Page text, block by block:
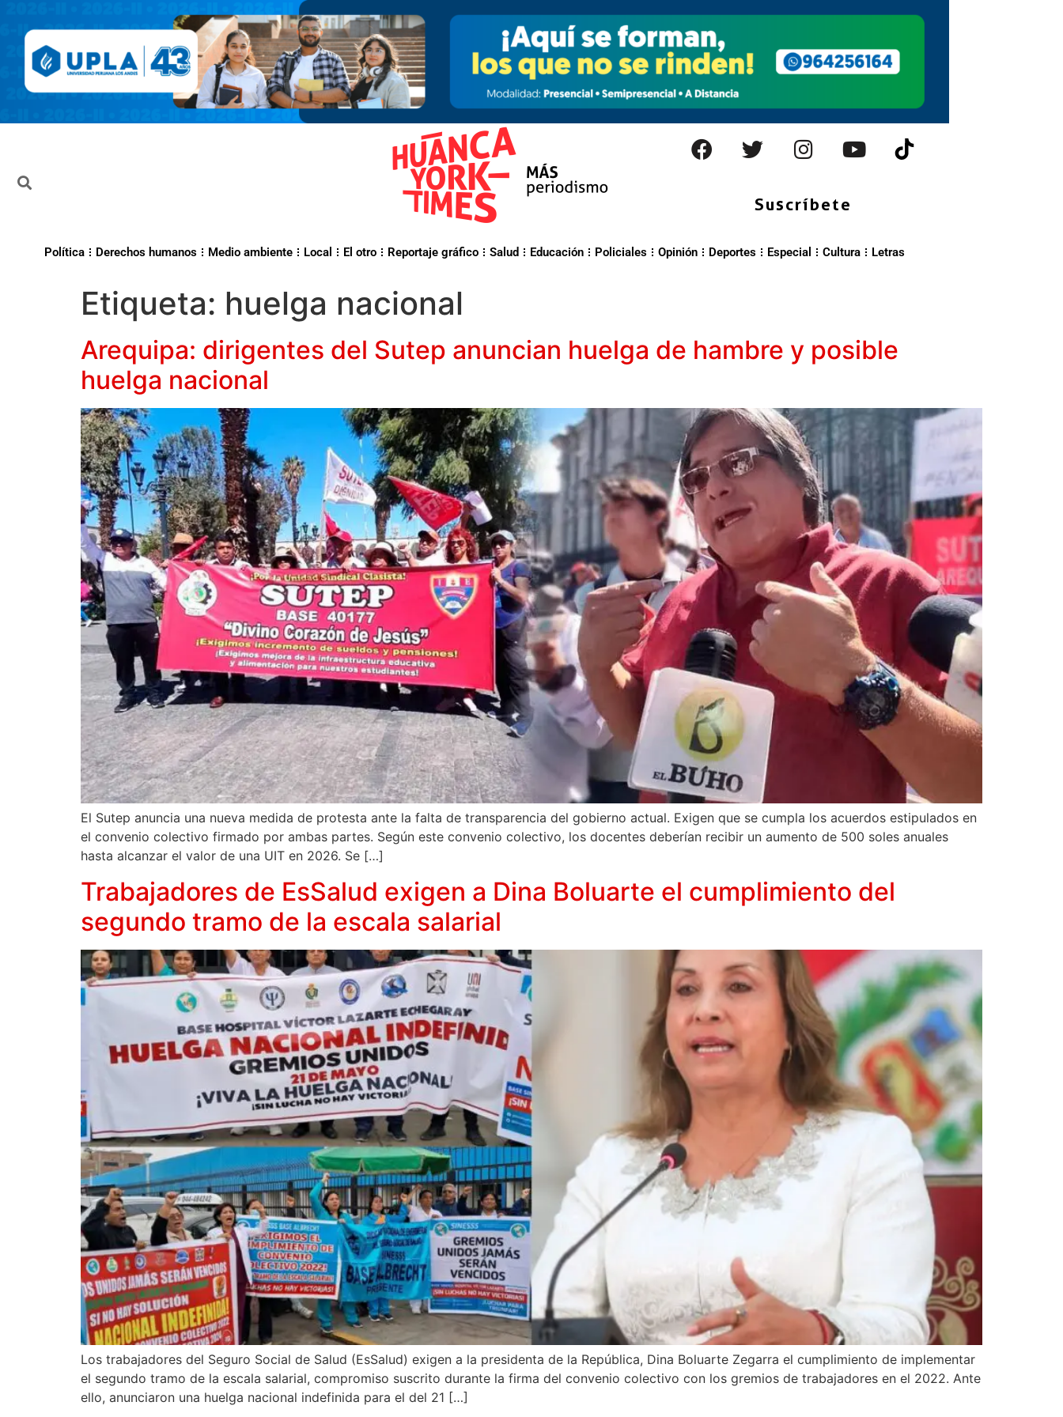
Suscríbete
Política Derechos humanos Medio ambiente Local El otro Reportaje gráfico Salud Educación Policiales Opinión Deportes Especial Cultura Letras
Etiqueta: huelga nacional
Arequipa: dirigentes del Sutep anuncian huelga de hambre y posible
huelga nacional
El Sutep anuncia una nueva medida de protesta ante la falta de transparencia del gobierno actual. Exigen que se cumpla los acuerdos estipulados en
el convenio colectivo firmado por ambas partes. Según este convenio colectivo, los docentes deberían recibir un aumento de 500 soles anuales
hasta alcanzar el valor de una UIT en 2026. Se […]
Trabajadores de EsSalud exigen a Dina Boluarte el cumplimiento del
segundo tramo de la escala salarial
Los trabajadores del Seguro Social de Salud (EsSalud) exigen a la presidenta de la República, Dina Boluarte Zegarra el cumplimiento de implementar
el segundo tramo de la escala salarial, compromiso suscrito durante la firma del convenio colectivo con los gremios de trabajadores en el 2022. Ante
ello, anunciaron una huelga nacional indefinida para el del 21 […]